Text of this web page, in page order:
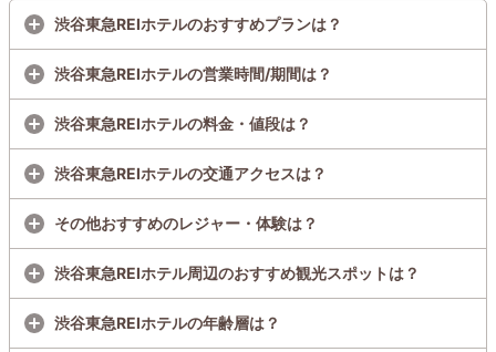
渋谷東急REIホテルのおすすめプランは？
渋谷東急REIホテルの営業時間/期間は？
渋谷東急REIホテルの料金・値段は？
渋谷東急REIホテルの交通アクセスは？
その他おすすめのレジャー・体験は？
渋谷東急REIホテル周辺のおすすめ観光スポットは？
渋谷東急REIホテルの年齢層は？